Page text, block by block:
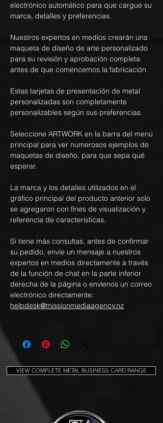
electrónico automático para que cargue su
marca, detalles y preferencias.
Nuestros expertos en medios crearán una
maqueta de diseño de arte personalizado
para su revisión y aprobación completa
antes de que comencemos la fabricación.
Estas tarjetas de presentación de metal
personalizadas son completamente
personalizables según sus preferencias.
Seleccione ARTWORK en la barra del menú
principal para ver numerosos ejemplos de
maquetas de diseño, para que sepa qué
esperar.
La marca y los detalles utilizados en el
gráfico principal del producto anterior solo
se agregaron con fines de visualización y
referencia de características.
Si tiene más consultas, antes de confirmar
su pedido, envíe un mensaje a nuestros
expertos en medios directamente a través
de la función de chat en la parte inferior
derecha de la página o envíenos un correo
electrónico directamente:
helpdesk@missionmediaagency.nz
VIEW COMPLETE METAL BUSINESS CARD RANGE